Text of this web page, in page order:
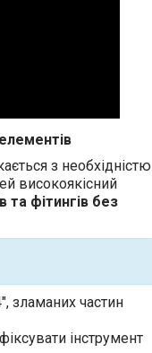
з необхідністю
високоякісний
фітингів без
зламаних частин
інструмент